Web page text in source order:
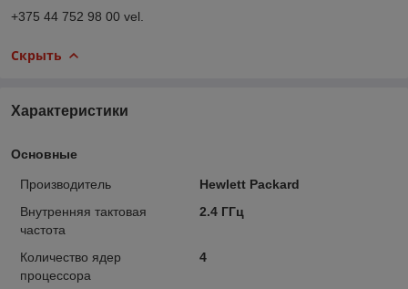
+375 44 752 98 00 vel.
Скрыть
Характеристики
Основные
Производитель
Hewlett Packard
Внутренняя тактовая
частота
2.4 ГГц
Количество ядер
процессора
4